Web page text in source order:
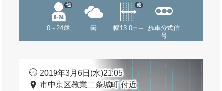
0～24歳
他
曇 幅13.0m～
他
歩車分式信
号
2019年3月6日(水)21:05
市中京区教業二条城町 付近